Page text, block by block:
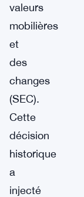
valeurs
mobilières
et
des
changes
(SEC).
Cette
décision
historique
a
injecté